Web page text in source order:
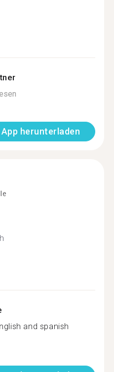
App herunterladen
and spanish